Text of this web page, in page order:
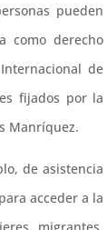
pueden
como derecho
de
fijados por la
Manríquez.
de asistencia
acceder a la